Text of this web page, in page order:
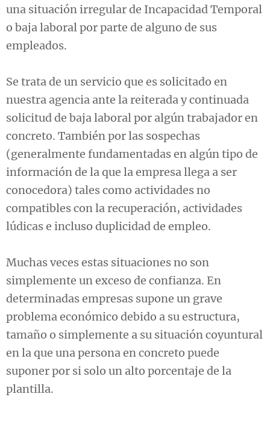
una situación irregular de Incapacidad Temporal
o baja laboral por parte de alguno de sus
empleados.
Se trata de un servicio que es solicitado en
nuestra agencia ante la reiterada y continuada
solicitud de baja laboral por algún trabajador en
concreto. También por las sospechas
(generalmente fundamentadas en algún tipo de
información de la que la empresa llega a ser
conocedora) tales como actividades no
compatibles con la recuperación, actividades
lúdicas e incluso duplicidad de empleo.
Muchas veces estas situaciones no son
simplemente un exceso de confianza. En
determinadas empresas supone un grave
problema económico debido a su estructura,
tamaño o simplemente a su situación coyuntural
en la que una persona en concreto puede
suponer por si solo un alto porcentaje de la
plantilla.